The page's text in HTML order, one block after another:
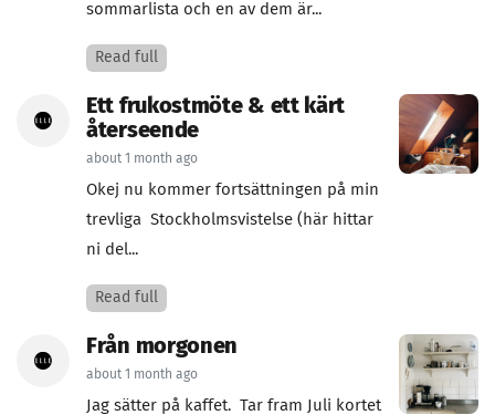
sommarlista och en av dem är...
Read full
Ett frukostmöte & ett kärt
återseende
about 1 month ago
Okej nu kommer fortsättningen på min
trevliga Stockholmsvistelse (här hittar
ni del...
Read full
Från morgonen
about 1 month ago
Jag sätter på kaffet. Tar fram Juli kortet